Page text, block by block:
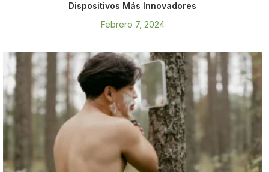
Dispositivos Más Innovadores
Febrero 7, 2024